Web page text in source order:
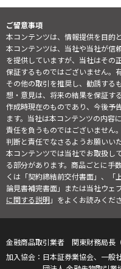
ご留意事項
本コンテンツは、情報提供を目的
本コンテンツは、当社や当社が信
を提供していますが、当社はその
保証するものではございません。
その他の取引を推奨し、勧誘する
想・意見は、将来の結果を保証す
作成時現在のものであり、今後予
ます。当社は本コンテンツの内容
責任を負うものではございません
判断と責任でなさるようお願いいた
本コンテンツでは当社でお取扱し
る部分があります。商品ごとに手
くは「契約締結前交付書面」、「
論見書補完書面」または当社ウェ
に関する説明」をよくお読みくださ
金融商品取引業者 関東財務局長
日本証券業協会、一般